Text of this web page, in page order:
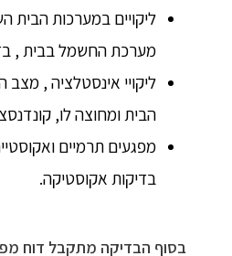
ליקויים במערכות הבית
מערכת החשמל בבית ,
ליקויי אינסטלציה , מצב
הבית ומחוצה לו,
מפגעים תרמיים
בדיקות אקוסטיקה.
בסוף הבדיקה מתקבל דוח